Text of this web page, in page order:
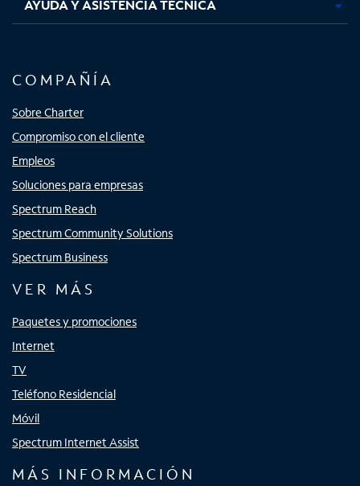
AYUDA Y ASISTENCIA TÉCNICA
COMPAÑÍA
Sobre Charter
Compromiso con el cliente
Empleos
Soluciones para empresas
Spectrum Reach
Spectrum Community Solutions
Spectrum Business
VER MÁS
Paquetes y promociones
Internet
TV
Teléfono Residencial
Móvil
Spectrum Internet Assist
MÁS INFORMACIÓN